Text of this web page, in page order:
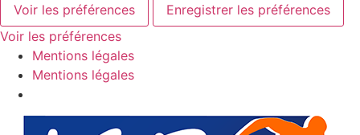
Voir les préférences
Enregistrer les préférences
Voir les préférences
Mentions légales
Mentions légales